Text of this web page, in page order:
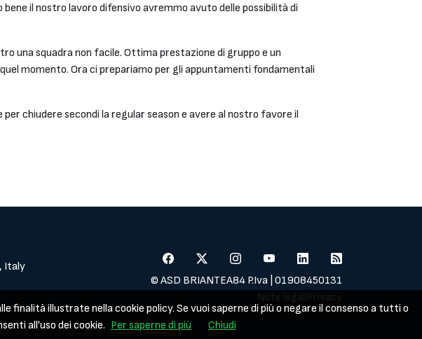
il nostro lavoro difensivo avremmo avuto delle possibilità di
una squadra non facile. Ottima prestazione di gruppo e un
momento. Ora ci prepariamo per gli appuntamenti fondamentali
chiudere secondi la regular season e avere al nostro favore il
Italy
© ASD BRIANTEA84 P.Iva | 01908450131
illustrate nella cookie policy. Se vuoi saperne di più o negare il consenso a tutti o
all'uso dei cookie. Per saperne di più Chiudi